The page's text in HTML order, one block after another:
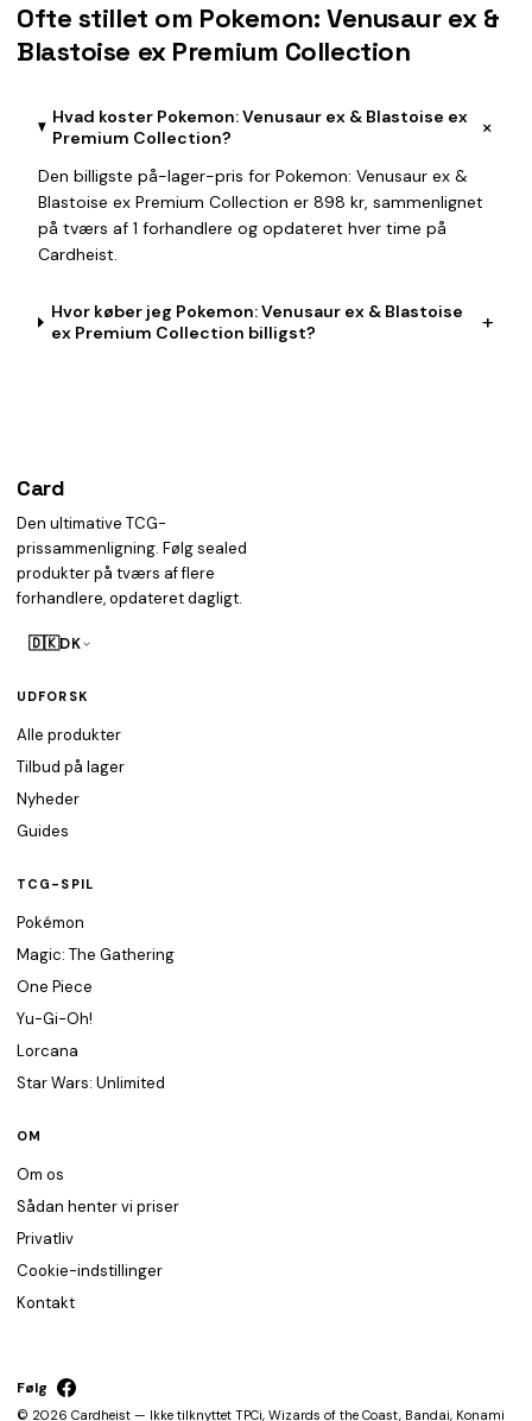
Ofte stillet om Pokemon: Venusaur ex &
Blastoise ex Premium Collection
Hvad koster Pokemon: Venusaur ex & Blastoise ex
Premium Collection?
+
Den billigste på-lager-pris for Pokemon: Venusaur ex &
Blastoise ex Premium Collection er 898 kr, sammenlignet
på tværs af 1 forhandlere og opdateret hver time på
Cardheist.
Hvor køber jeg Pokemon: Venusaur ex & Blastoise
ex Premium Collection billigst?
+
Card
Den ultimative TCG-
prissammenligning. Følg sealed
produkter på tværs af flere
forhandlere, opdateret dagligt.
🇩🇰DK
UDFORSK
Alle produkter
Tilbud på lager
Nyheder
Guides
TCG-SPIL
Pokémon
Magic: The Gathering
One Piece
Yu-Gi-Oh!
Lorcana
Star Wars: Unlimited
OM
Om os
Sådan henter vi priser
Privatliv
Cookie-indstillinger
Kontakt
Følg
© 2026 Cardheist — Ikke tilknyttet TPCi, Wizards of the Coast, Bandai, Konami